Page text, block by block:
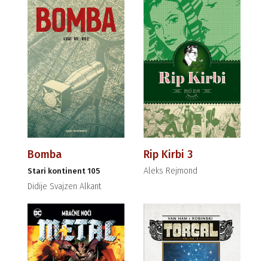
Bomba
Stari kontinent 105
Didije Svajzen Alkant
Rip Kirbi 3
Aleks Rejmond